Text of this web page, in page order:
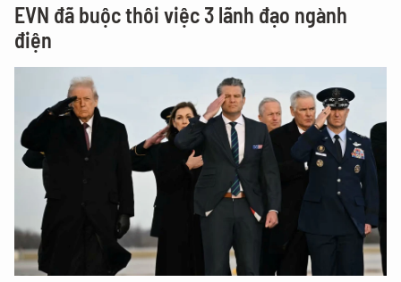
EVN đã buộc thôi việc 3 lãnh đạo ngành
điện